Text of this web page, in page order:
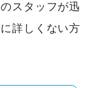
スタッフが迅
詳しくない方